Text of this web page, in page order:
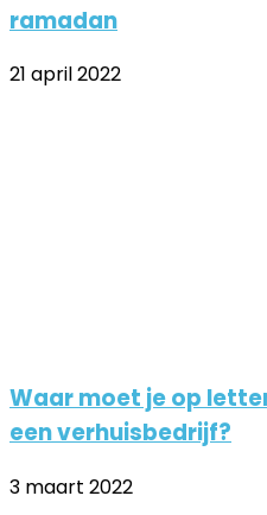
ramadan
21 april 2022
Waar moet je op
een verhuisbedrijf?
3 maart 2022